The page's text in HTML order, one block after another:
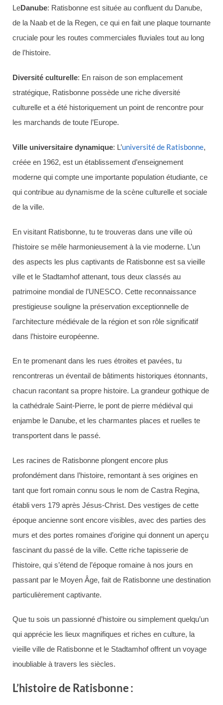
LeDanube: Ratisbonne est située au confluent du Danube,
de la Naab et de la Regen, ce qui en fait une plaque tournante
cruciale pour les routes commerciales fluviales tout au long
de l’histoire.
Diversité culturelle: En raison de son emplacement
stratégique, Ratisbonne possède une riche diversité
culturelle et a été historiquement un point de rencontre pour
les marchands de toute l’Europe.
Ville universitaire dynamique: L’université de Ratisbonne,
créée en 1962, est un établissement d’enseignement
moderne qui compte une importante population étudiante, ce
qui contribue au dynamisme de la scène culturelle et sociale
de la ville.
En visitant Ratisbonne, tu te trouveras dans une ville où
l’histoire se mêle harmonieusement à la vie moderne. L’un
des aspects les plus captivants de Ratisbonne est sa vieille
ville et le Stadtamhof attenant, tous deux classés au
patrimoine mondial de l’UNESCO. Cette reconnaissance
prestigieuse souligne la préservation exceptionnelle de
l’architecture médiévale de la région et son rôle significatif
dans l’histoire européenne.
En te promenant dans les rues étroites et pavées, tu
rencontreras un éventail de bâtiments historiques étonnants,
chacun racontant sa propre histoire. La grandeur gothique de
la cathédrale Saint-Pierre, le pont de pierre médiéval qui
enjambe le Danube, et les charmantes places et ruelles te
transportent dans le passé.
Les racines de Ratisbonne plongent encore plus
profondément dans l’histoire, remontant à ses origines en
tant que fort romain connu sous le nom de Castra Regina,
établi vers 179 après Jésus-Christ. Des vestiges de cette
époque ancienne sont encore visibles, avec des parties des
murs et des portes romaines d’origine qui donnent un aperçu
fascinant du passé de la ville. Cette riche tapisserie de
l’histoire, qui s’étend de l’époque romaine à nos jours en
passant par le Moyen Âge, fait de Ratisbonne une destination
particulièrement captivante.
Que tu sois un passionné d’histoire ou simplement quelqu’un
qui apprécie les lieux magnifiques et riches en culture, la
vieille ville de Ratisbonne et le Stadtamhof offrent un voyage
inoubliable à travers les siècles.
L’histoire de Ratisbonne :